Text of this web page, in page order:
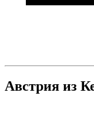
Австрия из